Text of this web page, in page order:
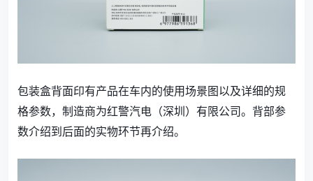
包装盒背面印有产品在车内的使用场景图以及详细的规
格参数，制造商为红警汽电（深圳）有限公司。背部参
数介绍到后面的实物环节再介绍。